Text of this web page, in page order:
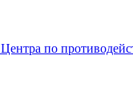
Центра по